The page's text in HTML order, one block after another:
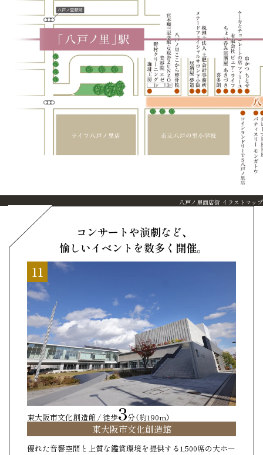
八戸ノ里商店街 イラストマップ
コンサートや演劇など、
愉しいイベントを数多く開催。
11
東大阪市文化創造館 / 徒歩3分（約190m）
東大阪市文化創造館
優れた音響空間と上質な鑑賞環境を提供する1,500席の大ホー